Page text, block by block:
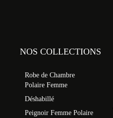
NOS COLLECTIONS
Robe de Chambre
Polaire Femme
Déshabillé
Peignoir Femme Polaire